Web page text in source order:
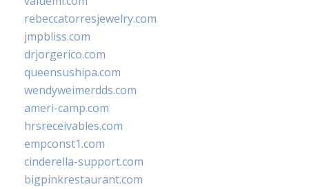
rebeccatorresjewelry.com
jmpbliss.com
drjorgerico.com
queensushipa.com
wendyweimerdds.com
ameri-camp.com
hrsreceivables.com
empconst1.com
cinderella-support.com
bigpinkrestaurant.com